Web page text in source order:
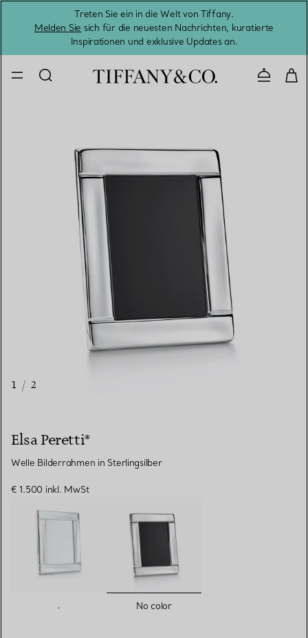
Treten Sie ein in die Welt von Tiffany.
Melden Sie sich für die neuesten Nachrichten, kuratierte
Inspirationen und exklusive Updates an.
1 / 2
Elsa Peretti®
Welle Bilderrahmen in Sterlingsilber
€ 1.500 inkl. MwSt
. ausgewählt
No color